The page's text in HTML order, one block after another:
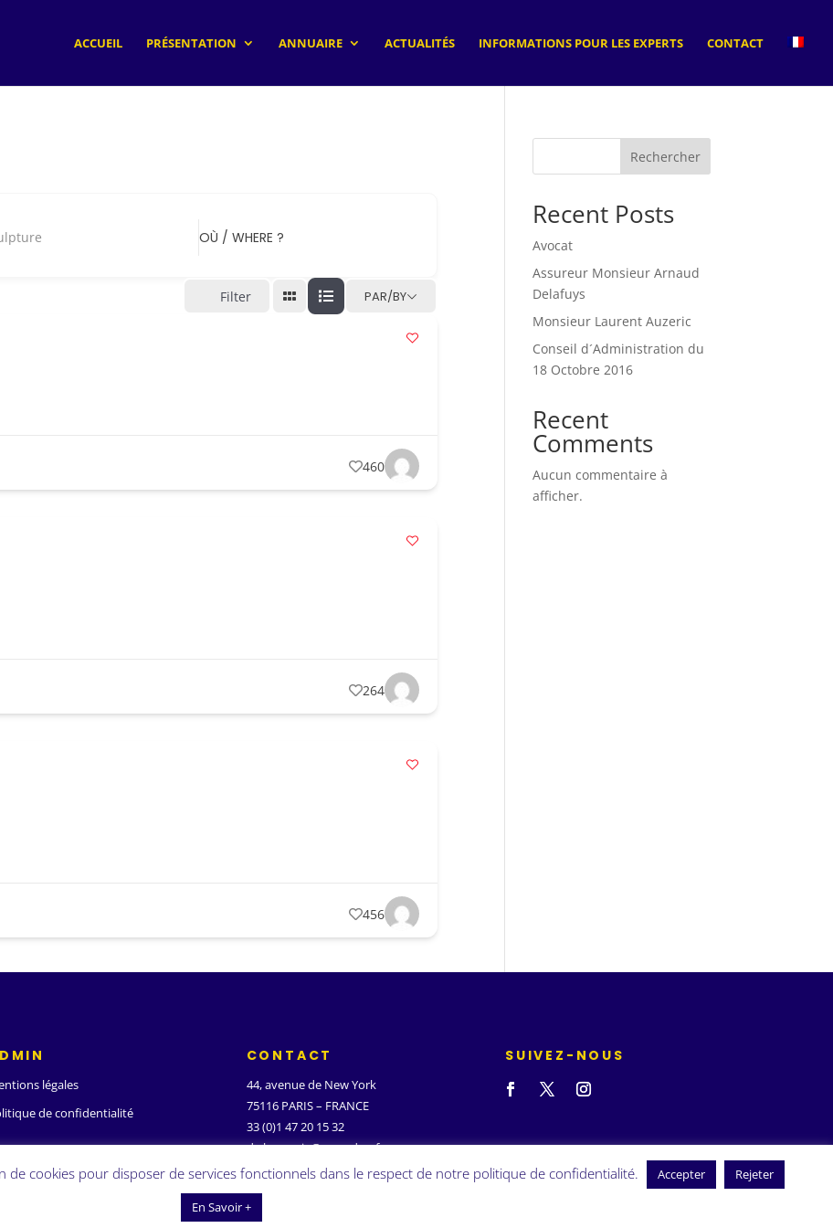
ACCUEIL PRÉSENTATION ANNUAIRE ACTUALITÉS INFORMATIONS POUR LES EXPERTS CONTACT
OÙ / WHERE ?
Filter PAR/BY
460
264
456
Rechercher
Recent Posts
Avocat
Assureur Monsieur Arnaud
Delafuys
Monsieur Laurent Auzeric
Conseil d´Administration du
18 Octobre 2016
Recent
Comments
Aucun commentaire à
afficher.
légales
de confidentialité
CONTACT
44, avenue de New York
75116 PARIS – FRANCE
33 (0)1 47 20 15 32
d.ghanassia@wanadoo.fr
SUIVEZ-NOUS
de cookies pour disposer de services fonctionnels dans le respect de notre politique de confidentialité. Accepter
Rejeter
En Savoir +